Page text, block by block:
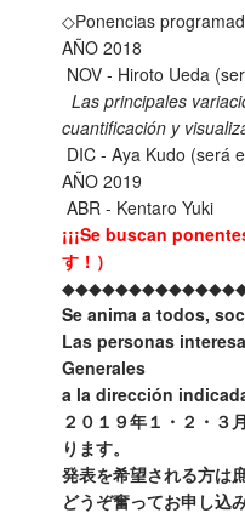
◇Ponencias
AÑO 2018
NOV - Hiroto Ueda
Las principales
cuantificación y
DIC - Aya Kudo (será
AÑO 2019
ABR - Kentaro Yuki
¡¡¡Se buscan
す！）
Se anima a todos,
Las personas
Generales
a la dirección
２０１９年１・２・３
ります。
発表を希望される方は
どうぞ奮ってお申し込